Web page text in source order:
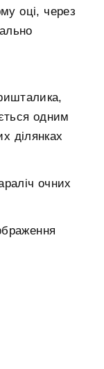
оці, через
одним
ділянках
очних